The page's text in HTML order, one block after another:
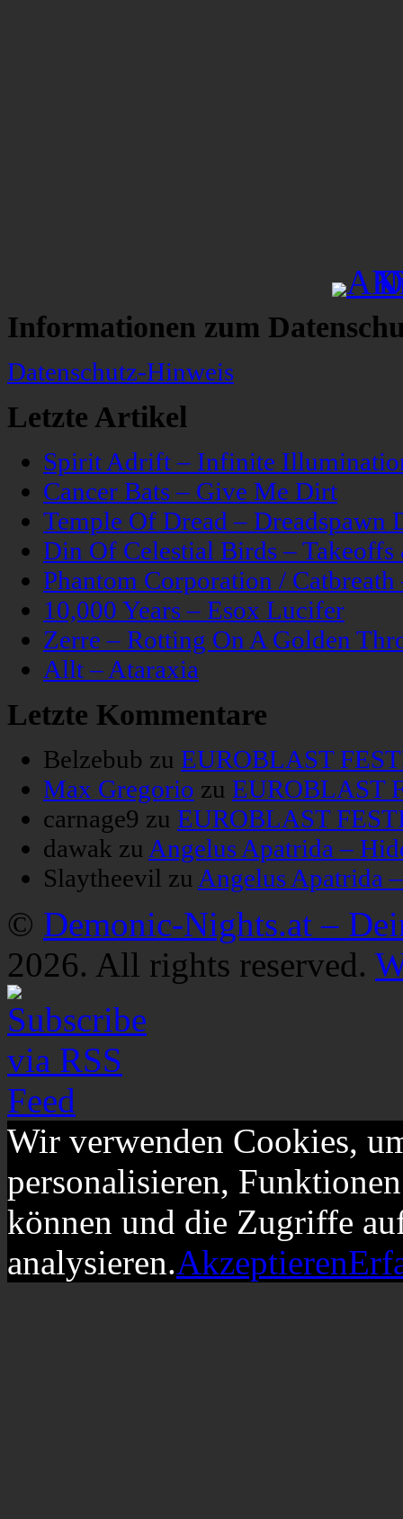
Informationen zum
Datenschutz-Hinweis
Letzte Artikel
Spirit Adrift – Infinite
Cancer Bats – Give Me Dirt
Temple Of Dread – Dreadspawn
Din Of Celestial Birds –
Phantom Corporation /
10,000 Years – Esox Lucifer
Zerre – Rotting On A Golden
Allt – Ataraxia
Letzte Kommentare
Belzebub zu EUROBLAST
Max Gregorio zu EUROBLAST
carnage9 zu EUROBLAST
dawak zu Angelus Apatrida –
Slaytheevil zu Angelus Apatrida
© Demonic-Nights.at –
2026. All rights reserved.
Wir verwenden Cookies,
personalisieren,
können und die Zugriffe
analysieren.Akzeptieren